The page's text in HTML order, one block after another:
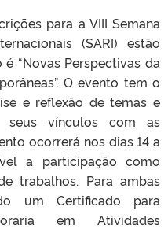
para a VIII Semana
(SARI) estão
“Novas Perspectivas da
O evento tem o
e reflexão de temas e
seus vínculos com as
ocorrerá nos dias 14 a
a participação como
trabalhos. Para ambas
um Certificado para
em Atividades